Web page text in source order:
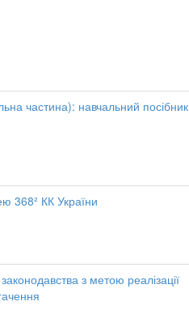
частина): навчальний посібник
368² КК України
з метою реалізації